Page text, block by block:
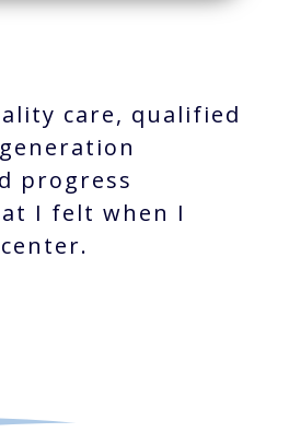
care, qualified
progress
I felt when I